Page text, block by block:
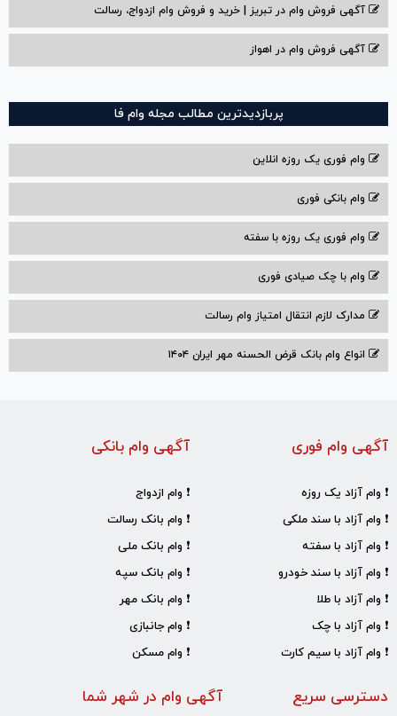
آگهی فروش وام در تبریز | خرید و فروش وام ازدواج، رسالت
آگهی فروش وام در اهواز
پربازدیدترین مطالب مجله وام فا
وام فوری یک روزه انلاین
وام بانکی فوری
وام فوری یک روزه با سفته
وام با‌ چک صیادی‌ فوری
مدارک لازم انتقال امتیاز وام رسالت
انواع وام بانک قرض الحسنه مهر ایران ۱۴۰۴
آگهی وام بانکی
❗ وام ازدواج
❗ وام بانک رسالت
❗ وام بانک ملی
❗ وام بانک سپه
❗ وام بانک مهر
❗ وام جانبازی
❗ وام مسکن
آگهی وام فوری
❗ وام آزاد یک روزه
❗ وام آزاد با سند ملکی
❗ وام آزاد با سفته
❗ وام آزاد با سند خودرو
❗ وام آزاد با طلا
❗ وام آزاد با چک
❗ وام آزاد با سیم کارت
آگهی وام در شهر شما دسترسی سریع